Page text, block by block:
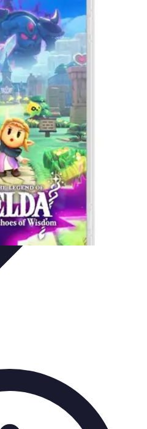
para Elegir
Consejos y Estrategias